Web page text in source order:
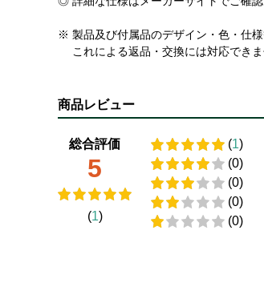
※ 製品及び付属品のデザイン・色・仕
これによる返品・交換には対応できま
商品レビュー
総合評価
5
(1)
(1)
(0)
(0)
(0)
(0)